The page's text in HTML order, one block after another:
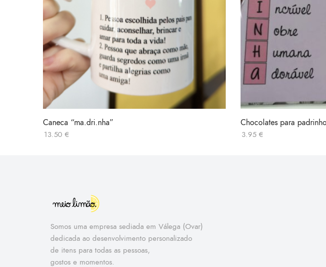
Caneca “ma.dri.nha”
13.50 €
Chocolates para
3.95 €
Somos uma empresa sediada em Válega (Ovar)
dedicada ao desenvolvimento personalizado
de itens para todas as pessoas,
gostos e momentos.